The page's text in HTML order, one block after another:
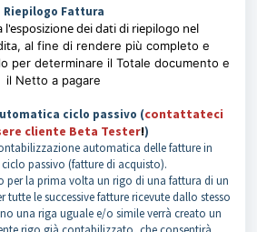
Riepilogo Fattura
l'esposizione dei dati di riepilogo nel
, al fine di rendere più completo e
per determinare il Totale documento e
il Netto a pagare
ciclo passivo (contattateci
cliente Beta Tester!)
automatica delle fatture in
passivo (fatture di acquisto).
per la prima volta un rigo di una fattura di un
le successive fatture ricevute dallo stesso
una riga uguale e/o simile verrà creato un